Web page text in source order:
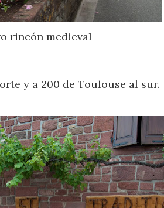
rincón medieval
y a 200 de Toulouse al sur.